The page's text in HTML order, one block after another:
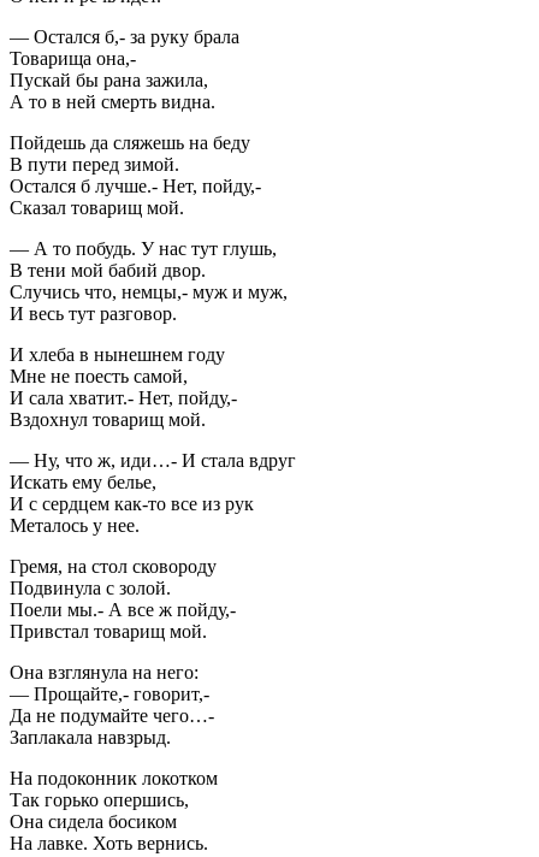
— Остался б,- за руку брала
Товарища она,-
Пускай бы рана зажила,
А то в ней смерть видна.
Пойдешь да сляжешь на беду
В пути перед зимой.
Остался б лучше.- Нет, пойду,-
Сказал товарищ мой.
— А то побудь. У нас тут глушь,
В тени мой бабий двор.
Случись что, немцы,- муж и муж,
И весь тут разговор.
И хлеба в нынешнем году
Мне не поесть самой,
И сала хватит.- Нет, пойду,-
Вздохнул товарищ мой.
— Ну, что ж, иди…- И стала вдруг
Искать ему белье,
И с сердцем как-то все из рук
Металось у нее.
Гремя, на стол сковороду
Подвинула с золой.
Поели мы.- А все ж пойду,-
Привстал товарищ мой.
Она взглянула на него:
— Прощайте,- говорит,-
Да не подумайте чего…-
Заплакала навзрыд.
На подоконник локотком
Так горько опершись,
Она сидела босиком
На лавке. Хоть вернись.